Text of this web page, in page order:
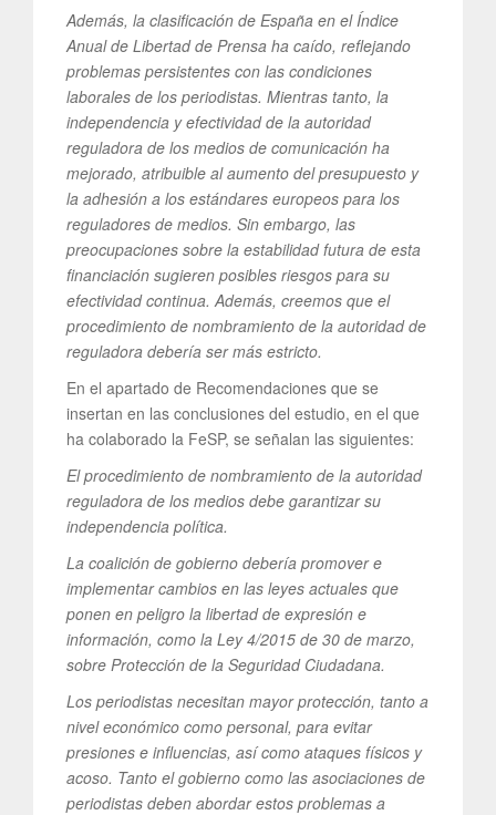
Además, la clasificación de España en el Índice
Anual de Libertad de Prensa ha caído, reflejando
problemas persistentes con las condiciones
laborales de los periodistas. Mientras tanto, la
independencia y efectividad de la autoridad
reguladora de los medios de comunicación ha
mejorado, atribuible al aumento del presupuesto y
la adhesión a los estándares europeos para los
reguladores de medios. Sin embargo, las
preocupaciones sobre la estabilidad futura de esta
financiación sugieren posibles riesgos para su
efectividad continua. Además, creemos que el
procedimiento de nombramiento de la autoridad de
reguladora debería ser más estricto.
En el apartado de Recomendaciones que se
insertan en las conclusiones del estudio, en el que
ha colaborado la FeSP, se señalan las siguientes:
El procedimiento de nombramiento de la autoridad
reguladora de los medios debe garantizar su
independencia política.
La coalición de gobierno debería promover e
implementar cambios en las leyes actuales que
ponen en peligro la libertad de expresión e
información, como la Ley 4/2015 de 30 de marzo,
sobre Protección de la Seguridad Ciudadana.
Los periodistas necesitan mayor protección, tanto a
nivel económico como personal, para evitar
presiones e influencias, así como ataques físicos y
acoso. Tanto el gobierno como las asociaciones de
periodistas deben abordar estos problemas a